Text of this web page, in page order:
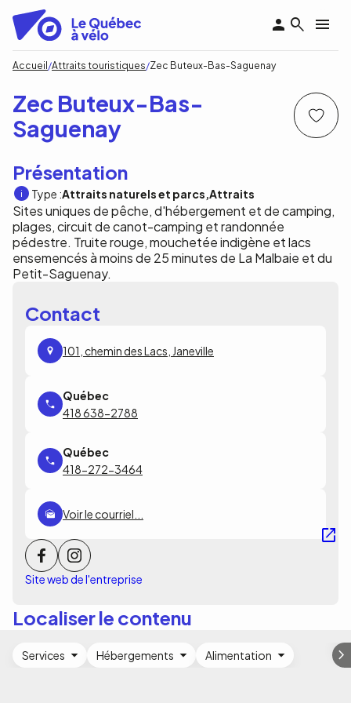
contenu
principal
Fil
d'Ariane
Accueil Attraits touristiques Zec Buteux-Bas-Saguenay
Zec Buteux-Bas-
Saguenay
Présentation
Type :Attraits naturels et parcs Attraits
Sites uniques de pêche, d'hébergement et de camping,
plages, circuit de canot-camping et randonnée
pédestre. Truite rouge, mouchetée indigène et lacs
ensemencés à moins de 25 minutes de La Malbaie et du
Petit-Saguenay.
Contact
101, chemin des Lacs, Janeville
418 638-2788
418-272-3464
Voir le courriel...
Site web de l'entreprise
Localiser le contenu
Services Hébergements Alimentation